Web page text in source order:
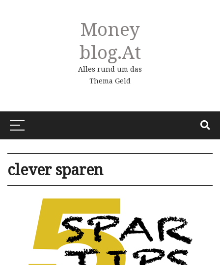
Money
Blog.at
Alles rund um das
Thema Geld
clever sparen